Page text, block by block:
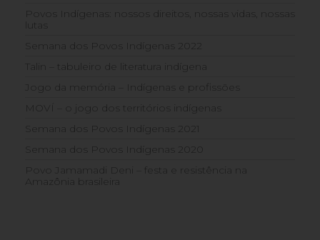
Povos Indígenas: nossos direitos, nossas vidas, nossas
lutas
Semana dos Povos Indígenas 2022
Talin – tabuleiro de literatura indígena
Jogo da memória – Indígenas e profissões
MOVÍ – o jogo dos territórios indígenas
Semana dos Povos Indígenas 2021
Semana dos Povos Indígenas 2020
Povo Jamamadi Deni – festa e resistência na
Amazônia brasileira